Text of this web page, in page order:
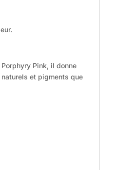
Pink, il donne
et pigments que